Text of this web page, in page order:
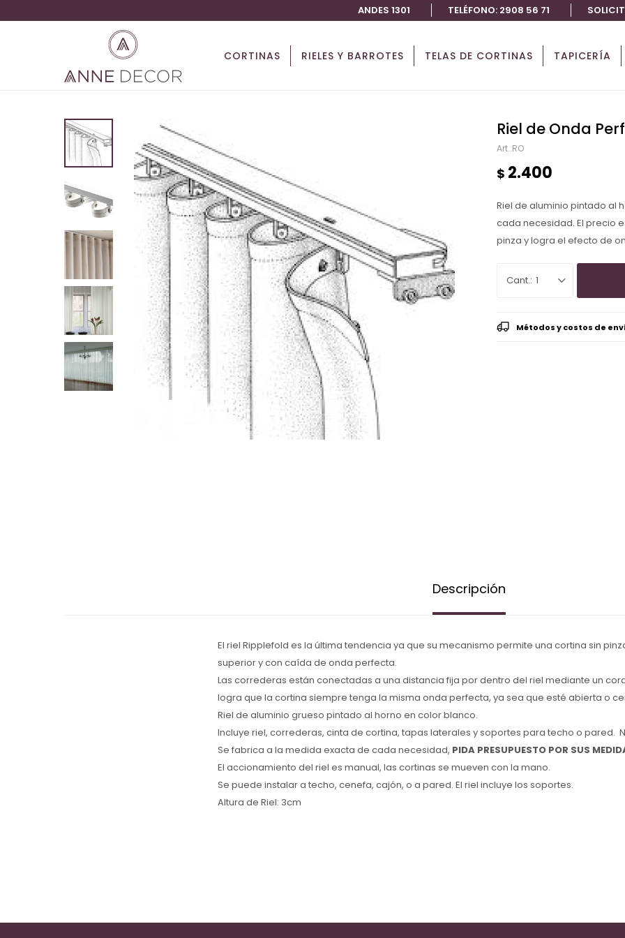
CORTINAS RIELES Y BARROTES TELAS DE CORTINAS TAPICERÍA
ANDES 1301 TELÉFONO: 2908 56 71
Riel de Onda
RO
$ 2.400
Riel de aluminio pintado al
cada necesidad. El precio
pinza y logra el efecto de
1
Métodos y costos de
Descripción
El riel Ripplefold es la última tendencia ya que su mecanismo permite una cortina sin
superior y con caída de onda perfecta.
Las correderas están conectadas a una distancia fija por dentro del riel mediante un
logra que la cortina siempre tenga la misma onda perfecta, ya sea que esté abierta o
Riel de aluminio grueso pintado al horno en color blanco.
Incluye riel, correderas, cinta de cortina, tapas laterales y soportes para techo o pared.
Se fabrica a la medida exacta de cada necesidad, PIDA PRESUPUESTO POR SUS
El accionamiento del riel es manual, las cortinas se mueven con la mano.
Se puede instalar a techo, cenefa, cajón, o a pared. El riel incluye los soportes.
Altura de Riel: 3cm